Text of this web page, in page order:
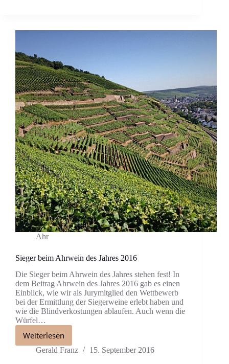
Ahr
Sieger beim Ahrwein des Jahres 2016
Die Sieger beim Ahrwein des Jahres stehen fest! In
dem Beitrag Ahrwein des Jahres 2016 gab es einen
Einblick, wie wir als Jurymitglied den Wettbewerb
bei der Ermittlung der Siegerweine erlebt haben und
wie die Blindverkostungen ablaufen. Auch wenn die
Würfel…
Weiterlesen
Gerald Franz 15. September 2016